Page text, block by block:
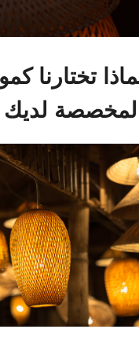
تختارنا
المخصصة